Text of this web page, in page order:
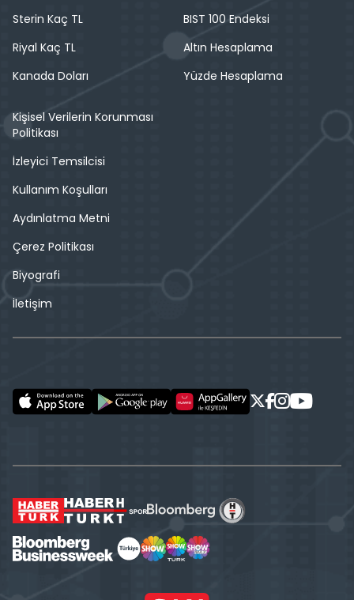
Sterin Kaç TL
Riyal Kaç TL
Kanada Doları
BIST 100 Endeksi
Altın Hesaplama
Yüzde Hesaplama
Kişisel Verilerin Korunması
Politikası
İzleyici Temsilcisi
Kullanım Koşulları
Aydınlatma Metni
Çerez Politikası
Biyografi
İletişim